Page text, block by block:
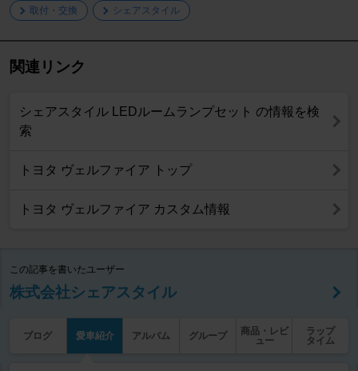
取付・交換 シェアスタイル
関連リンク
シェアスタイル LEDルームランプセット の情報を検
索
トヨタ ヴェルファイア トップ
トヨタ ヴェルファイア カスタム情報
この記事を書いたユーザー
株式会社シェアスタイル
ブログ 愛車紹介 アルバム グループ
商品・レビ
ュー
ラップ
タイム